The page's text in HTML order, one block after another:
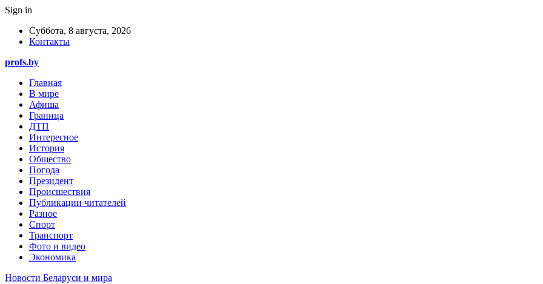
Sign in
Суббота, 8 августа, 2026
Контакты
profs.by
Главная
В мире
Афиша
Граница
ДТП
Интересное
История
Общество
Погода
Президент
Происшествия
Публикации читателей
Разное
Спорт
Транспорт
Фото и видео
Экономика
Новости Беларуси и мира